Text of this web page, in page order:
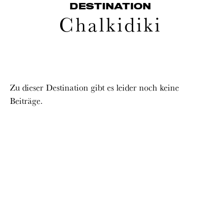
DESTINATION
Chalkidiki
Zu dieser Destination gibt es leider noch keine
Beiträge.